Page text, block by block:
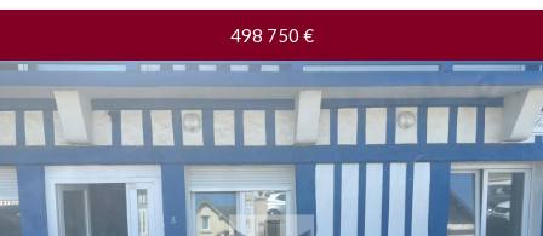
498 750 €